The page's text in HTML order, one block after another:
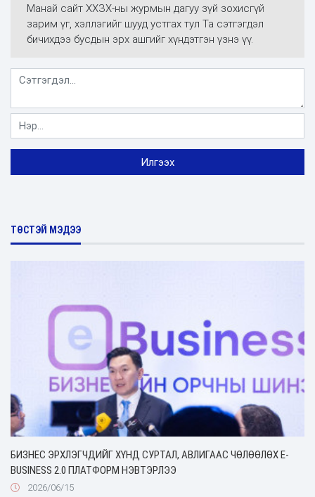
Манай сайт ХХЗХ-ны журмын дагуу зүй зохисгүй
зарим үг, хэллэгийг шууд устгах тул Та сэтгэгдэл
бичихдээ бусдын эрх ашгийг хүндэтгэн үзнэ үү.
ТӨСТЭЙ МЭДЭЭ
БИЗНЕС ЭРХЛЭГЧДИЙГ ХҮНД СУРТАЛ, АВЛИГААС ЧӨЛӨӨЛӨХ Е-
BUSINESS 2.0 ПЛАТФОРМ НЭВТЭРЛЭЭ
2026/06/15